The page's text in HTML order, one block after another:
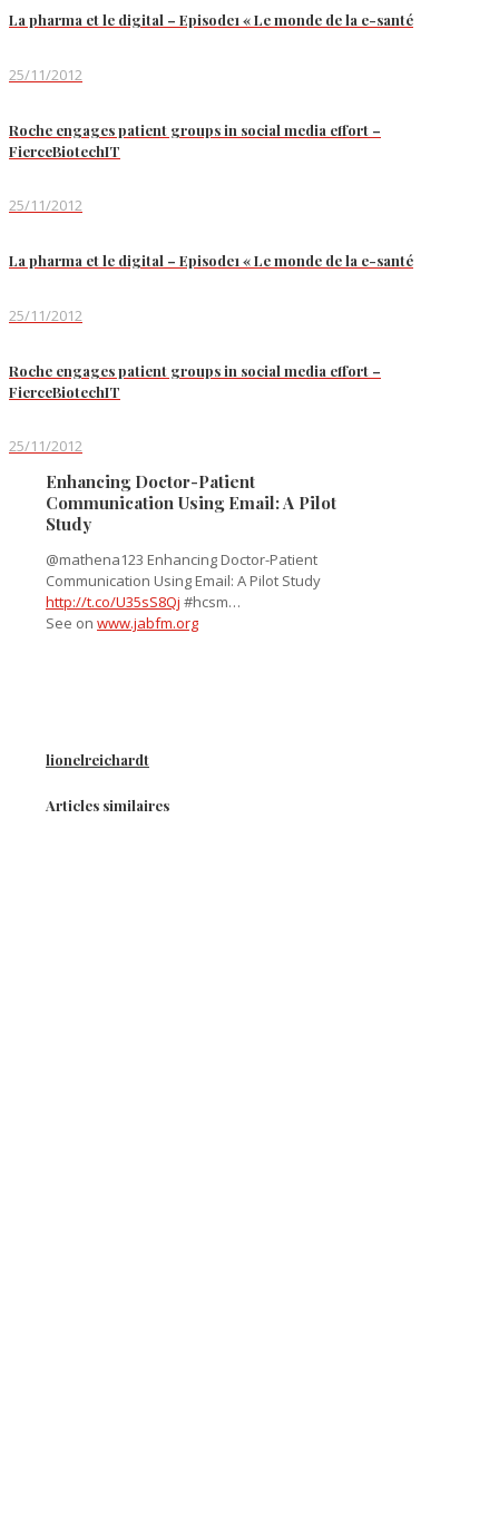
La pharma et le digital – Episode1 « Le monde de la e-santé
25/11/2012
Roche engages patient groups in social media effort –
FierceBiotechIT
25/11/2012
La pharma et le digital – Episode1 « Le monde de la e-santé
25/11/2012
Roche engages patient groups in social media effort –
FierceBiotechIT
25/11/2012
Enhancing Doctor-Patient
Communication Using Email: A Pilot
Study
@mathena123 Enhancing Doctor-Patient
Communication Using Email: A Pilot Study
http://t.co/U35sS8Qj #hcsm…
See on www.jabfm.org
lionelreichardt
Articles similaires